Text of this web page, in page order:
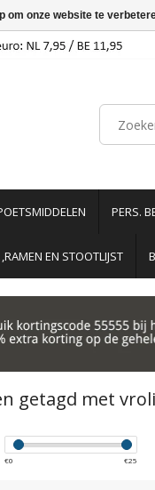
PERS.
EN STOOTLIJST
getagd met
€0 €25
om onze website te